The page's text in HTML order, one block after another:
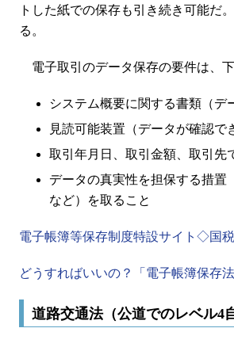
トした紙での保存も引き続き可能だ
る。
電子取引のデータ保存の要件は、下
システム概要に関する書類（
見読可能装置（データが確認
取引年月日、取引金額、取引先
データの真実性を担保する措置
など）を取ること
電子帳簿等保存制度特設サイト◇国
どうすればいいの？「電子帳簿保存
道路交通法（公道でのレベル4